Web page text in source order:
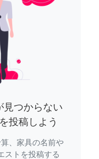
見つからない
投稿しよう
、家具の名前や
ストを投稿する